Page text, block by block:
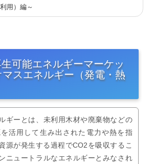
用）編～
可能エネルギーマーケッ
マスエネルギー（発電・熱
ギーとは、未利用木材や廃棄物などの
活用して生み出された電力や熱を指
源が発生する過程でCO2を吸収するこ
ニュートラルなエネルギーとみなされ